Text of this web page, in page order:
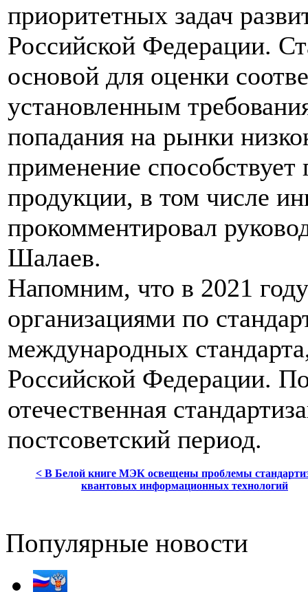
приоритетных задач
Российской Федерации.
основой для оценки
установленным
попадания на рынки
применение
продукции, в том числе
прокомментировал
Шалаев.
Напомним, что в 2021
организациями по
международных
Российской Федерации.
отечественная
постсоветский период.
< В Белой книге МЭК освещены проблемы
квантовых информационных технологий
Популярные новости